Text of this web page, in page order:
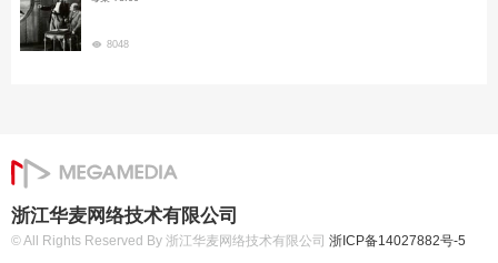
8048
浙江华麦网络技术有限公司
© All Rights Reserved By 浙江华麦网络技术有限公司 浙ICP备14027882号-5